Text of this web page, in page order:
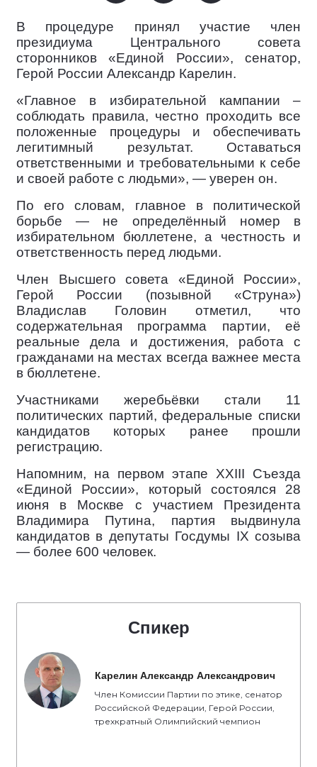
В процедуре принял участие член
президиума Центрального совета
сторонников «Единой России», сенатор,
Герой России Александр Карелин.
«Главное в избирательной кампании –
соблюдать правила, честно проходить все
положенные процедуры и обеспечивать
легитимный результат. Оставаться
ответственными и требовательными к себе
и своей работе с людьми», — уверен он.
По его словам, главное в политической
борьбе — не определённый номер в
избирательном бюллетене, а честность и
ответственность перед людьми.
Член Высшего совета «Единой России»,
Герой России (позывной «Струна»)
Владислав Головин отметил, что
содержательная программа партии, её
реальные дела и достижения, работа с
гражданами на местах всегда важнее места
в бюллетене.
Участниками жеребьёвки стали 11
политических партий, федеральные списки
кандидатов которых ранее прошли
регистрацию.
Напомним, на первом этапе XXIII Съезда
«Единой России», который состоялся 28
июня в Москве с участием Президента
Владимира Путина, партия выдвинула
кандидатов в депутаты Госдумы IX созыва
— более 600 человек.
Спикер
Карелин Александр Александрович
Член Комиссии Партии по этике, сенатор
Российской Федерации, Герой России,
трехкратный Олимпийский чемпион